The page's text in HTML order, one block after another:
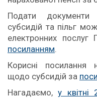
Подати
субсидій та пільг
електронних послуг
посиланням.
Корисні посилання
щодо субсидій за
Нагадаємо,у квітні